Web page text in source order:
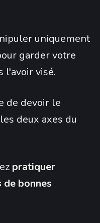
uniquement
garder votre
l'avoir visé.
de devoir le
deux axes du
pratiquer
bonnes